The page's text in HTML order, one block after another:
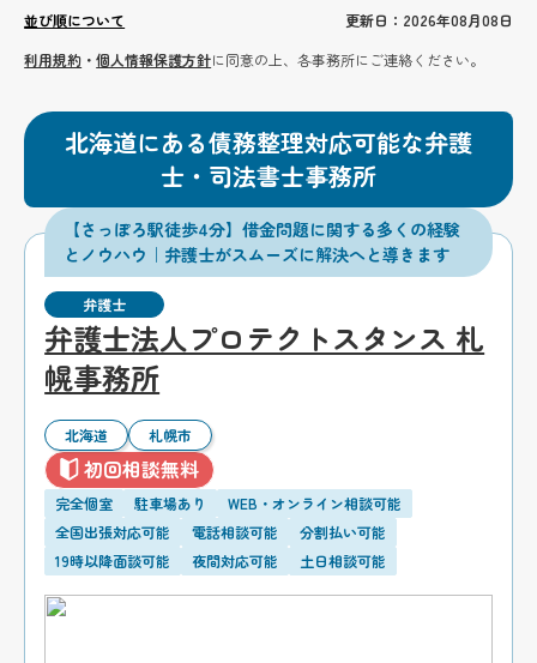
並び順について
更新日：2026年08月08日
利用規約 ・個人情報保護方針に同意の上、各事務所にご連絡ください。
北海道にある債務整理対応可能な弁護
士・司法書士事務所
【さっぽろ駅徒歩4分】借金問題に関する多くの経験
とノウハウ｜弁護士がスムーズに解決へと導きます
弁護士
弁護士法人プロテクトスタンス 札
幌事務所
北海道 札幌市
初回相談無料
完全個室 駐車場あり
WEB・オンライン相談可能
全国出張対応可能
電話相談可能
分割払い可能
19時以降面談可能
夜間対応可能 土日相談可能